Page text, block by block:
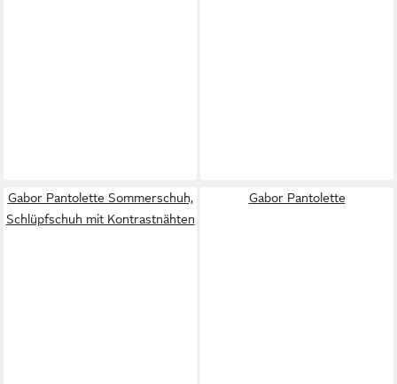
Gabor Pantolette Sommerschuh,
Schlüpfschuh mit Kontrastnähten
Gabor Pantolette